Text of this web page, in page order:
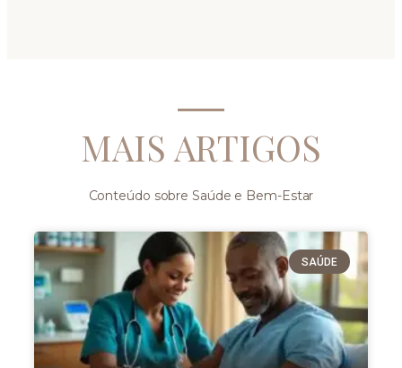
MAIS ARTIGOS
Conteúdo sobre Saúde e Bem-Estar
SAÚDE